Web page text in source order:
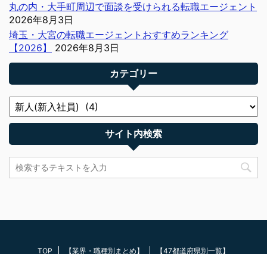
丸の内・大手町周辺で面談を受けられる転職エージェント
2026年8月3日
埼玉・大宮の転職エージェントおすすめランキング
【2026】
2026年8月3日
カテゴリー
サイト内検索
TOP 【業界・職種別まとめ】 【47都道府県別一覧】